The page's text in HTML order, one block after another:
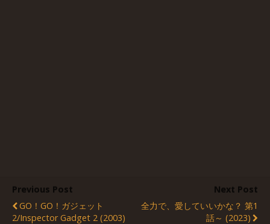
Previous Post
GO！GO！ガジェット
2/Inspector Gadget 2 (2003)
Next Post
全力で、愛していいかな？ 第1
話～ (2023)